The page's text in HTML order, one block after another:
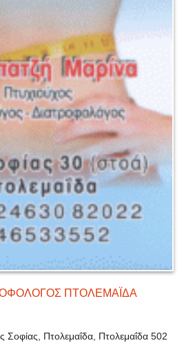
ΠΤΟΛΕΜΑΪΔΑ
Σοφίας, Πτολεμαΐδα, Πτολεμαΐδα 502